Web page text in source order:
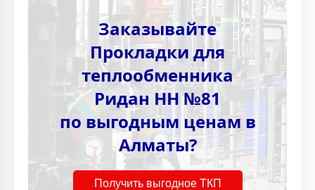
Заказывайте
Прокладки для
теплообменника
Ридан НН №81
по выгодным ценам в
Алматы?
Получить выгодное ТКП